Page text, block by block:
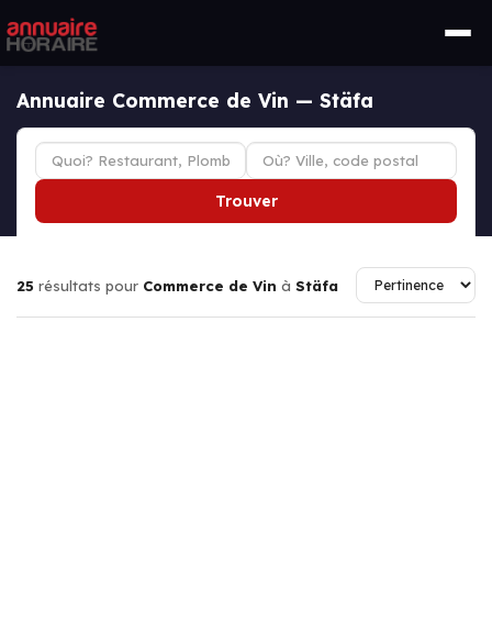
Annuaire Commerce de Vin — Stäfa
Trouver
25 résultats pour Commerce de Vin à Stäfa